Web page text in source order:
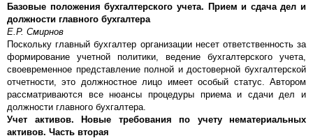
Базовые положения бухгалтерского учета. Прием и сдача дел и
должности главного бухгалтера
Е.Р. Смирнов
Поскольку главный бухгалтер организации несет ответственность за
формирование учетной политики, ведение бухгалтерского учета,
своевременное представление полной и достоверной бухгалтерской
отчетности, это должностное лицо имеет особый статус. Автором
рассматриваются все нюансы процедуры приема и сдачи дел и
должности главного бухгалтера.
Учет активов. Новые требования по учету нематериальных
активов. Часть вторая